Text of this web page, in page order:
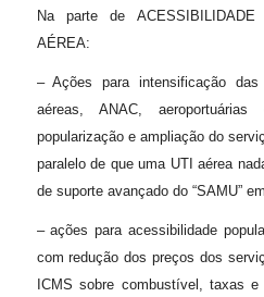
Na parte de
AÉREA:
– Ações para intensificação
aéreas, ANAC,
popularização e ampliação do
paralelo de que uma UTI aérea
de suporte avançado do “SAMU”
– ações para acessibilidade
com redução dos preços dos
ICMS sobre combustível, taxas